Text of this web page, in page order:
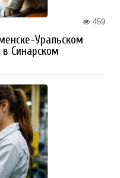
459
Уральском
Синарском